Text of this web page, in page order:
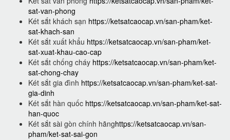
sat-van-phong
Két sắt khách sạn https://ketsatcaocap.vn/san-pham/ket-
sat-khach-san
Két sắt xuất khẩu https://ketsatcaocap.vn/san-pham/ket-
sat-xuat-khau-cao-cap
Két sắt chống cháy https://ketsatcaocap.vn/san-pham/ket-
sat-chong-chay
Két sắt gia đình https://ketsatcaocap.vn/san-pham/ket-sat-
gia-dinh
Két sắt hàn quốc https://ketsatcaocap.vn/san-pham/ket-sat-
han-quoc
Két sắt sài gòn chính hãnghttps://ketsatcaocap.vn/san-
pham/ket-sat-sai-gon